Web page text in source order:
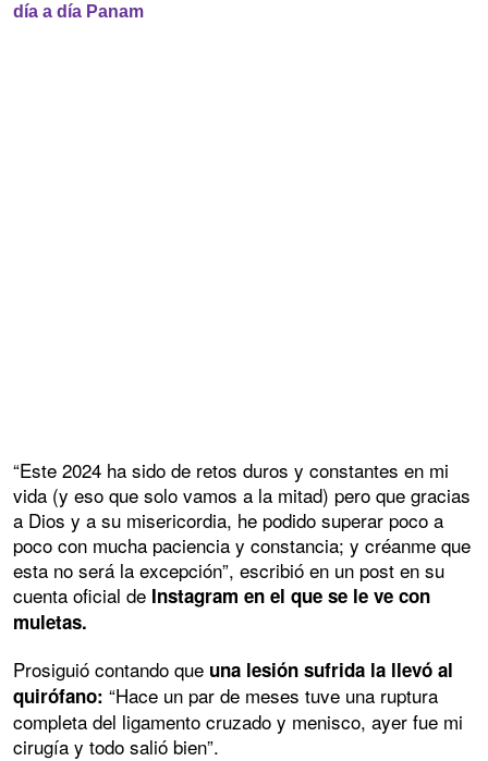
día a día Panam
“Este 2024 ha sido de retos duros y constantes en mi
vida (y eso que solo vamos a la mitad) pero que gracias
a Dios y a su misericordia, he podido superar poco a
poco con mucha paciencia y constancia; y créanme que
esta no será la excepción”, escribió en un post en su
cuenta oficial de Instagram en el que se le ve con
muletas.
Prosiguió contando que una lesión sufrida la llevó al
quirófano: “Hace un par de meses tuve una ruptura
completa del ligamento cruzado y menisco, ayer fue mi
cirugía y todo salió bien”.